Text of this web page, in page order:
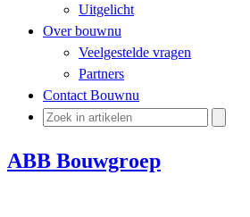
Uitgelicht
Over bouwnu
Veelgestelde vragen
Partners
Contact Bouwnu
ABB Bouwgroep